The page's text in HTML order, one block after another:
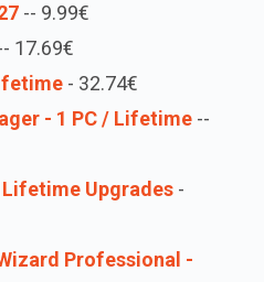
-- 9.99€
17.69€
- 32.74€
- 1 PC / Lifetime --
Lifetime Upgrades -
Professional -